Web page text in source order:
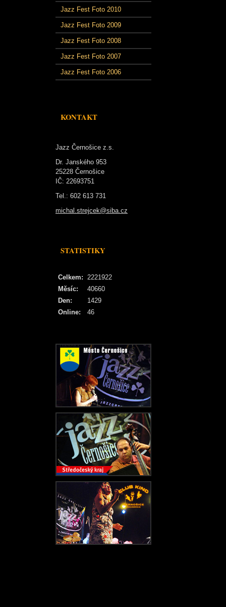
Jazz Fest Foto 2010
Jazz Fest Foto 2009
Jazz Fest Foto 2008
Jazz Fest Foto 2007
Jazz Fest Foto 2006
KONTAKT
Jazz Černošice z.s.
Dr. Janského 953
25228 Černošice
IČ: 22693751
Tel.: 602 613 731
michal.strejcek@siba.cz
STATISTIKY
Online: 46
Celkem: 2221922
Měsíc:
40660
Den:
1429